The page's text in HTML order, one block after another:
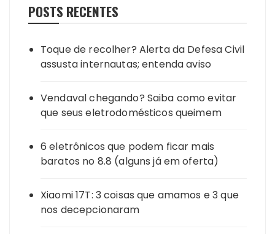
POSTS RECENTES
Toque de recolher? Alerta da Defesa Civil
assusta internautas; entenda aviso
Vendaval chegando? Saiba como evitar
que seus eletrodomésticos queimem
6 eletrônicos que podem ficar mais
baratos no 8.8 (alguns já em oferta)
Xiaomi 17T: 3 coisas que amamos e 3 que
nos decepcionaram